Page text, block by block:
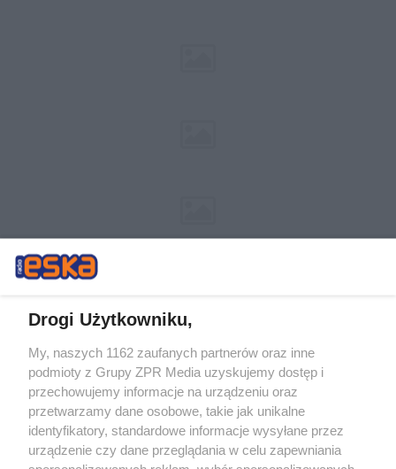
Żaden utwór zamieszczony w serwisie nie może być powielany i
rozpowszechniany lub dalej rozpowszechniany w jakikolwiek sposób (w
tym także elektroniczny lub mechaniczny) na jakimkolwiek polu
eksploatacji w jakiejkolwiek formie, włącznie z umieszczaniem w
Internecie bez pisemnej zgody właściciela praw. Jakiekolwiek użycie lub
wykorzystanie utworów w całości lub w części z naruszeniem prawa,
tzn. bez właściwej zgody, jest zabronione pod groźbą kary i może być
ścigane prawnie.
Drogi Użytkowniku,
My, naszych 1162 zaufanych partnerów oraz inne
podmioty z Grupy ZPR Media uzyskujemy dostęp i
przechowujemy informacje na urządzeniu oraz
przetwarzamy dane osobowe, takie jak unikalne
identyfikatory, standardowe informacje wysyłane przez
urządzenie czy dane przeglądania w celu zapewniania